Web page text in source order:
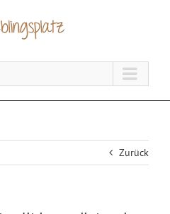
Zurück